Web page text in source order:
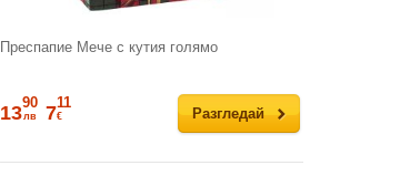
Преспапие Мече с кутия голямо
Разгледай
1390
лв 711
€